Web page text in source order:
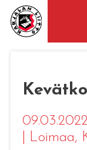
Loimaa,